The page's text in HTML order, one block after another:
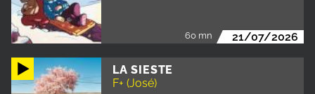
60 mn 21/07/2026
LA SIESTE
F+ (José)